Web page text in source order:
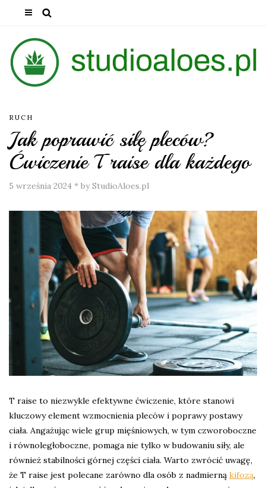
RUCH
Jak poprawić siłę pleców?
Ćwiczenie T raise dla każdego
5 września 2024 * by StudioAloes.pl
T raise to niezwykle efektywne ćwiczenie, które stanowi
kluczowy element wzmocnienia pleców i poprawy postawy
ciała. Angażując wiele grup mięśniowych, w tym czworoboczne
i równoległoboczne, pomaga nie tylko w budowaniu siły, ale
również stabilności górnej części ciała. Warto zwrócić uwagę,
że T raise jest polecane zarówno dla osób z nadmierną kifozą,